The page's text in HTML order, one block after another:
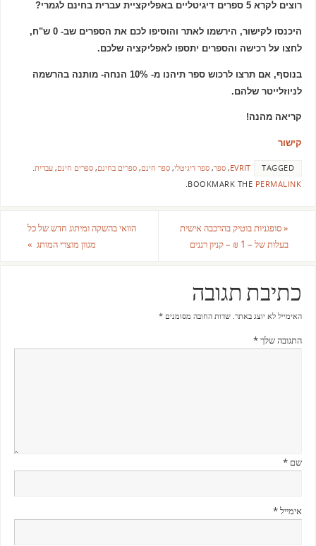
רוצים לקרא 5 ספרים דיגיטליים באפליקציית עברית בחינם לגמרי?
היכנסו לקישור, הירשמו לאתר והוסיפו לכם את הספרים שב- 0 ש"ח,
לחצו על רכישה והספרים יתספו לאפליקציה שלכם.
בנוסף, אם תרצו לרכוש ספר תיהנו מ- 10% הנחה- מותנה בהרשמה
לניוזלייטר שלהם.
קריאה מהנה!
קישור
TAGGED
EVRIT
, ספר, ספר דיגיטלי, ספר חינם, ספרים בחינם, ספרים חינם, עברית.
BOOKMARK THE PERMALINK
.
«סופגניות בוטיק בהרכבה אישית
בעלות של – 1 ₪ – קניון רננים
הוואי בהשקה ומיתוג חדש של כל
מגוון מוצרי המותג »
כתיבת תגובה
האימייל לא יוצג באתר. שדות החובה מסומנים *
התגובה שלך*
שם *
אימייל*